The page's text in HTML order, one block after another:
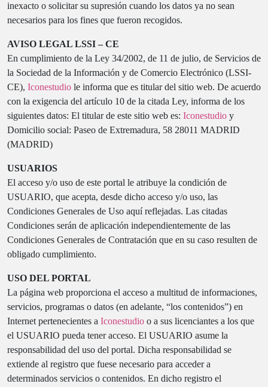
inexacto o solicitar su supresión cuando los datos ya no sean
necesarios para los fines que fueron recogidos.
AVISO LEGAL LSSI – CE
En cumplimiento de la Ley 34/2002, de 11 de julio, de Servicios de
la Sociedad de la Información y de Comercio Electrónico (LSSI-
CE), Iconestudio le informa que es titular del sitio web. De acuerdo
con la exigencia del artículo 10 de la citada Ley, informa de los
siguientes datos: El titular de este sitio web es: Iconestudio y
Domicilio social: Paseo de Extremadura, 58 28011 MADRID
(MADRID)
USUARIOS
El acceso y/o uso de este portal le atribuye la condición de
USUARIO, que acepta, desde dicho acceso y/o uso, las
Condiciones Generales de Uso aquí reflejadas. Las citadas
Condiciones serán de aplicación independientemente de las
Condiciones Generales de Contratación que en su caso resulten de
obligado cumplimiento.
USO DEL PORTAL
La página web proporciona el acceso a multitud de informaciones,
servicios, programas o datos (en adelante, “los contenidos”) en
Internet pertenecientes a Iconestudio o a sus licenciantes a los que
el USUARIO pueda tener acceso. El USUARIO asume la
responsabilidad del uso del portal. Dicha responsabilidad se
extiende al registro que fuese necesario para acceder a
determinados servicios o contenidos. En dicho registro el